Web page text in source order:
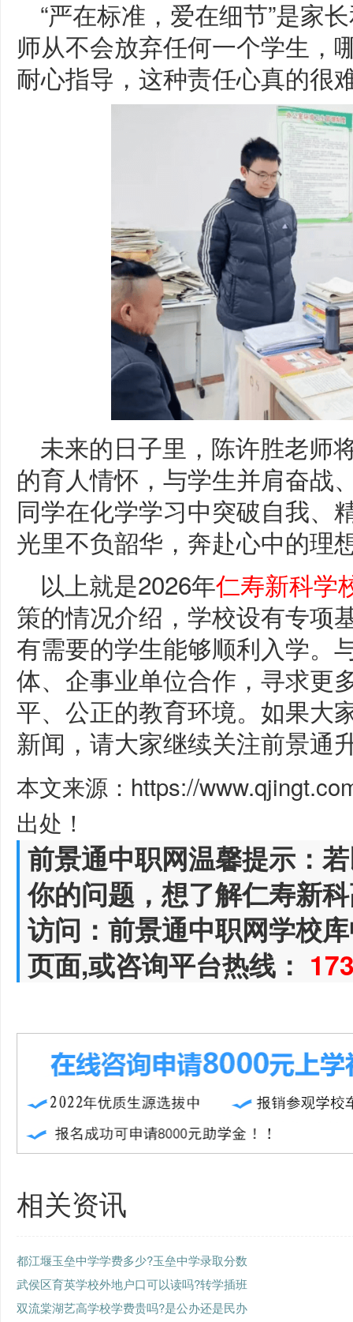
“严在标准，爱在细节”是家
师从不会放弃任何一个学生，
耐心指导，这种责任心真的很
未来的日子里，陈许胜老师
的育人情怀，与学生并肩奋战
同学在化学学习中突破自我、
光里不负韶华，奔赴心中的理
以上就是2026年仁寿新科学
策的情况介绍，学校设有专项
有需要的学生能够顺利入学。
体、企事业单位合作，寻求更
平、公正的教育环境。如果大
新闻，请大家继续关注前景通
本文来源：https://
出处！
前景通中职网温馨提示：
你的问题，想了解仁寿新
访问：前景通中职网学校
页面,或咨询平台热线：
相关资讯
都江堰玉垒中学学费多少?玉垒中学录取分数
武侯区育英学校外地户口可以读吗?转学插班
双流棠湖艺高学校学费贵吗?是公办还是民办